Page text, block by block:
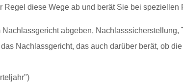
diese Wege ab und berät Sie bei speziellen
abgeben, Nachlasssicherstellung,
Nachlassgericht, das auch darüber berät, ob